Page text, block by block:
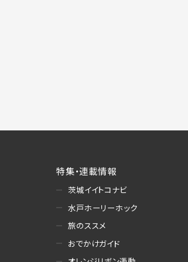
・提供の手段又は方法
書面もしくは電磁
(2)お客様がネット予
お客様が予約申し込
への連絡・情報提供
・提供する個人情報の
特集・連載情報
茨城イイトコナビ
水戸ホーリーホック
旅のススメ
おでかけガイド